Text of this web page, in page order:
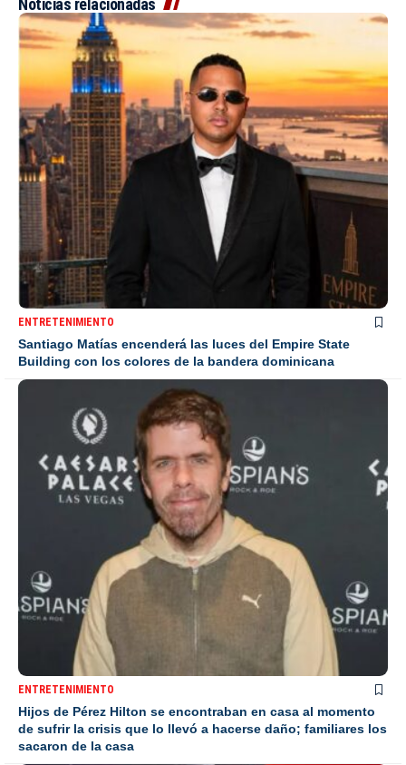
Noticias relacionadas
ENTRETENIMIENTO
Santiago Matías encenderá las luces del Empire State
Building con los colores de la bandera dominicana
ENTRETENIMIENTO
Hijos de Pérez Hilton se encontraban en casa al momento
de sufrir la crisis que lo llevó a hacerse daño; familiares los
sacaron de la casa